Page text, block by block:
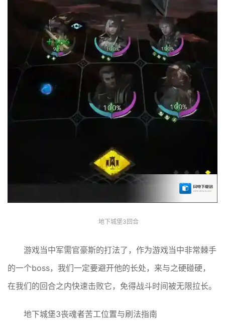
地下城堡3回合
游戏当中军需官豪斯的打法了，作为游戏当中非常棘手
的一个boss，我们一定要避开他的长处，来与之硬碰硬，
在我们的回合之内快速击败它，免得战斗时间被无限拉长。
地下城堡3丧魂者苦工位置与刷法指南